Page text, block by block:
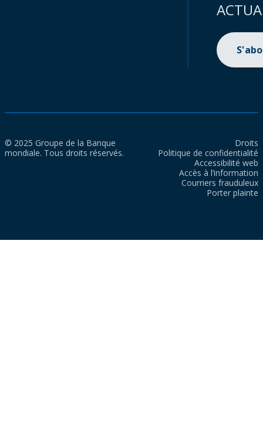
© 2025 Groupe de la Banque
mondiale. Tous droits réservés.
Droits
Politique de confidentialité
Accessibilité web
Accès à l’information
Courriers frauduleux
Porter plainte